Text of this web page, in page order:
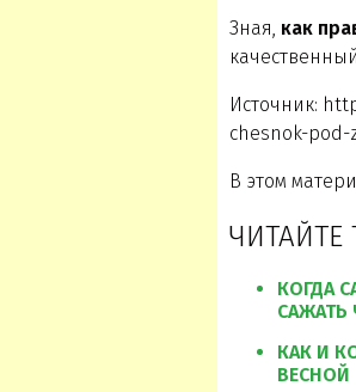
Зная, как
Источник:
chesnok-pod-
В этом
ЧИТАЙТЕ
КОГДА
САЖАТЬ
КАК И
ВЕСНОЙ